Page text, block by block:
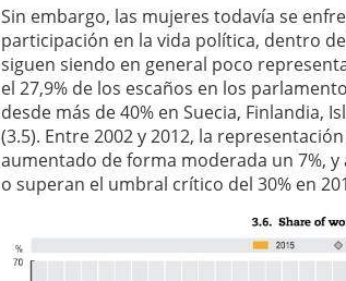
Sin embargo, las mujeres todavía se
participación en la vida política, dentro
siguen siendo en general poco
el 27,9% de los escaños en los
desde más de 40% en Suecia, Finlandia,
(3.5). Entre 2002 y 2012, la
aumentado de forma moderada un 7%, y
o superan el umbral crítico del 30% en